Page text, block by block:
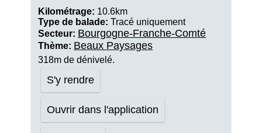
Kilométrage: 10.6km
Type de balade: Tracé uniquement
Secteur: Bourgogne-Franche-Comté
Thème: Beaux Paysages
318m de dénivelé.
S'y rendre
Ouvrir dans l'application